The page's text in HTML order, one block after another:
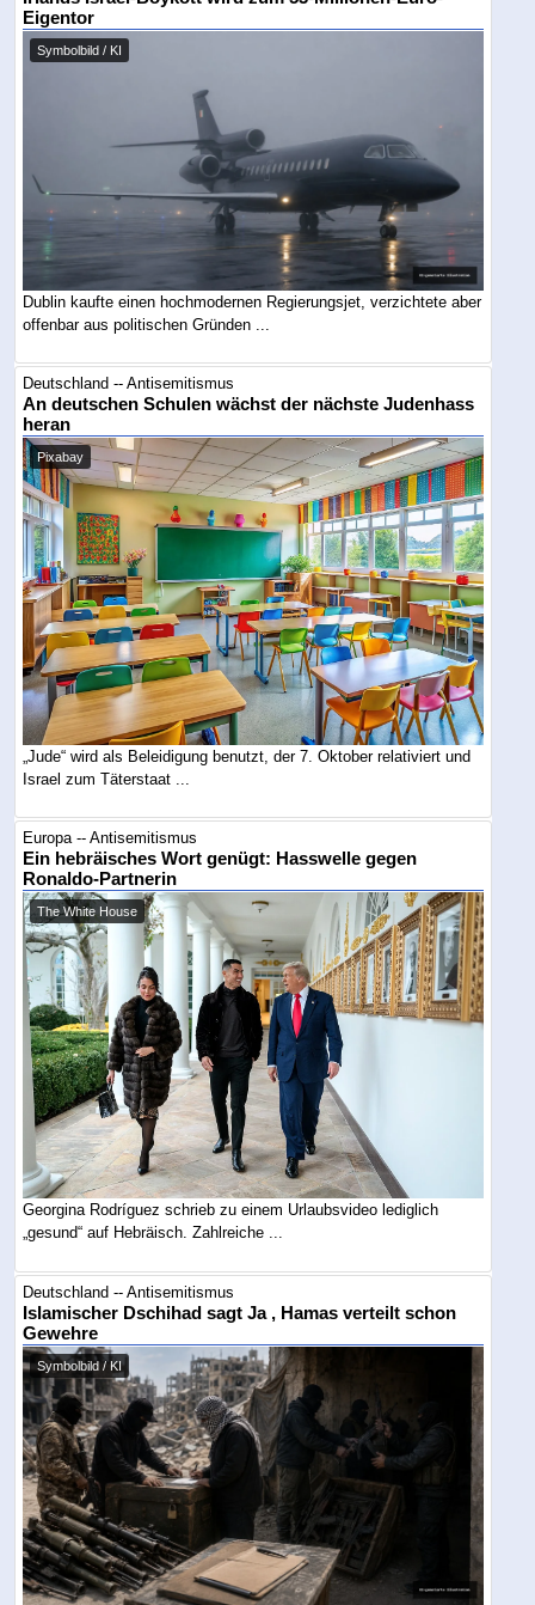
Eigentor
Symbolbild / KI
Dublin kaufte einen hochmodernen Regierungsjet, verzichtete aber
offenbar aus politischen Gründen ...
Deutschland -- Antisemitismus
An deutschen Schulen wächst der nächste Judenhass
heran
Pixabay
„Jude“ wird als Beleidigung benutzt, der 7. Oktober relativiert und
Israel zum Täterstaat ...
Europa -- Antisemitismus
Ein hebräisches Wort genügt: Hasswelle gegen
Ronaldo-Partnerin
The White House
Georgina Rodríguez schrieb zu einem Urlaubsvideo lediglich
„gesund“ auf Hebräisch. Zahlreiche ...
Deutschland -- Antisemitismus
Islamischer Dschihad sagt Ja , Hamas verteilt schon
Gewehre
Symbolbild / KI